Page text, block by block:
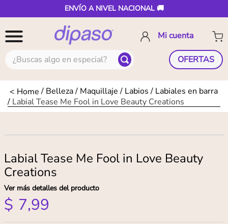
ENVÍO A NIVEL NACIONAL 🚚
¿Buscas algo en especial? OFERTAS
Belleza Maquillaje Labios
Labiales en barra
Labial Tease Me Fool in Love Beauty Creations
Labial Tease Me Fool in Love Beauty
Creations
Ver más detalles del producto
$ 7,99